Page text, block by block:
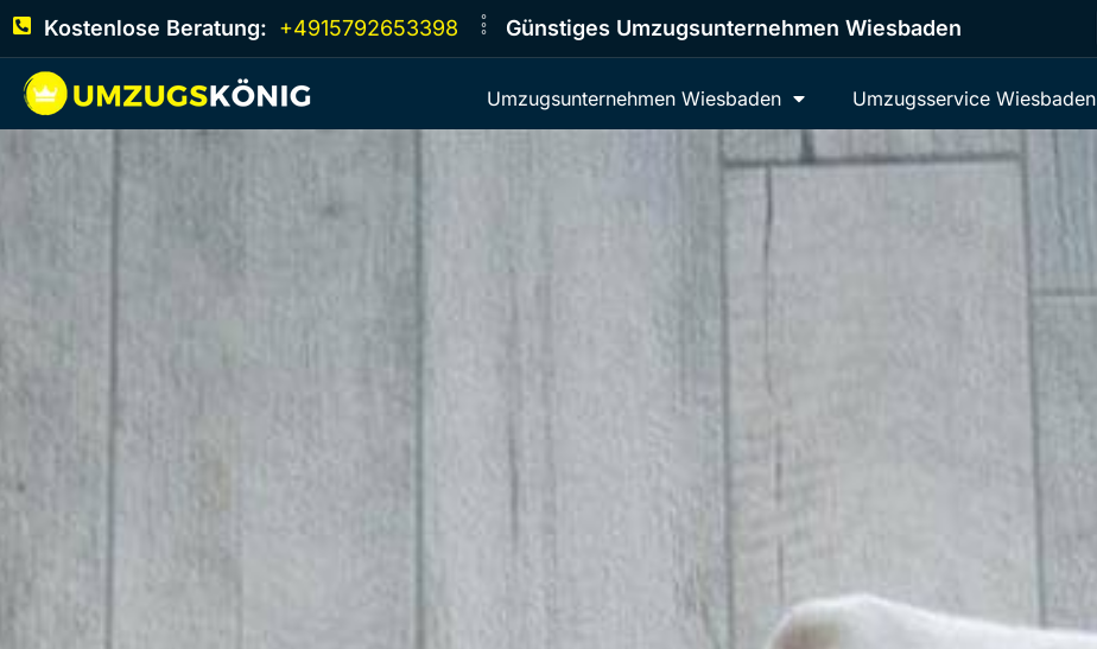
Kostenlose Beratung: +4915792653398 Günstiges Umzugsunternehmen Wiesbaden
Umzugsunternehmen Wiesbaden Umzugsservice Wiesbaden